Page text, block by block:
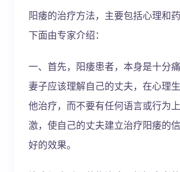
阳痿的治疗方法，主要包括心理和药
下面由专家介绍：
一、首先，阳痿患者，本身是十分
妻子应该理解自己的丈夫，在心理
他治疗，而不要有任何语言或行为
激，使自己的丈夫建立治疗阳痿的
好的效果。